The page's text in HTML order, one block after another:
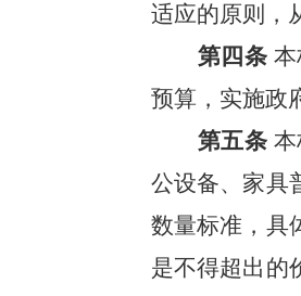
适应的原则，
第四条
预算，实施政
第五条
公设备、家具
数量标准，具
是不得超出 的